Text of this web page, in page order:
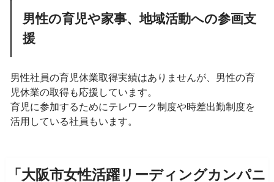
男性の育児や家事、地域活動への参画支
援
男性社員の育児休業取得実績はありませんが、男性の育
児休業の取得も応援しています。
育児に参加するためにテレワーク制度や時差出勤制度を
活用している社員もいます。
「大阪市女性活躍リーディングカンパニ